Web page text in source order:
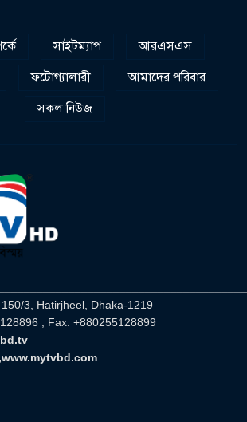
সাইটম্যাপ
আরএসএস
ফটোগ্যালারী
আমাদের পরিবার
সকল নিউজ
3, Hatirjheel, Dhaka-1219
; Fax. +880255128899